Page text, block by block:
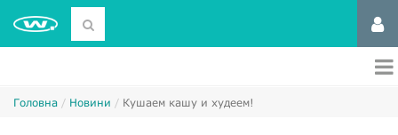
Головна Новини Кушаем кашу и худеем!